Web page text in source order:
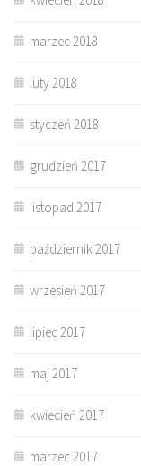
marzec 2018
luty 2018
styczeń 2018
grudzień 2017
listopad 2017
październik 2017
wrzesień 2017
lipiec 2017
maj 2017
kwiecień 2017
marzec 2017